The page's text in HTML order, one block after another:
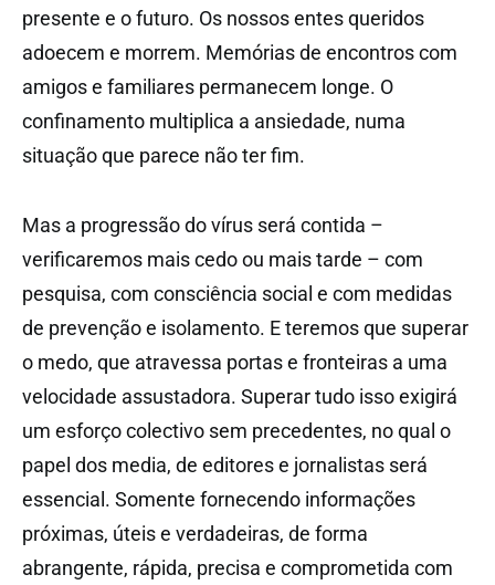
presente e o futuro. Os nossos entes queridos
adoecem e morrem. Memórias de encontros com
amigos e familiares permanecem longe. O
confinamento multiplica a ansiedade, numa
situação que parece não ter fim.
Mas a progressão do vírus será contida –
verificaremos mais cedo ou mais tarde – com
pesquisa, com consciência social e com medidas
de prevenção e isolamento. E teremos que superar
o medo, que atravessa portas e fronteiras a uma
velocidade assustadora. Superar tudo isso exigirá
um esforço colectivo sem precedentes, no qual o
papel dos media, de editores e jornalistas será
essencial. Somente fornecendo informações
próximas, úteis e verdadeiras, de forma
abrangente, rápida, precisa e comprometida com